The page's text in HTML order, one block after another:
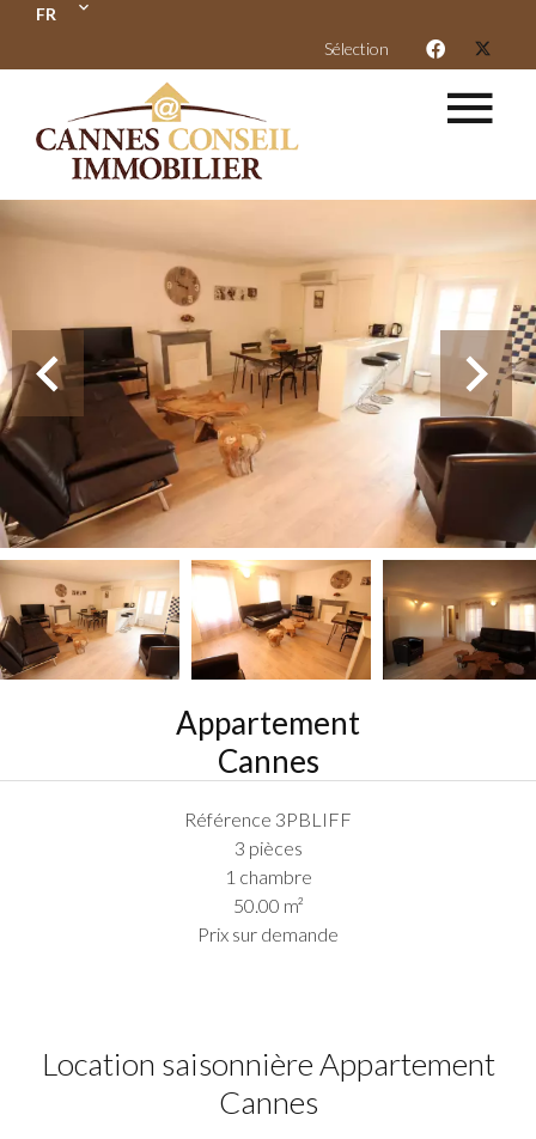
FR
Sélection
Appartement
Cannes
Référence 3PBLIFF
3 pièces
1 chambre
50.00 m²
Prix sur demande
Location saisonnière Appartement
Cannes